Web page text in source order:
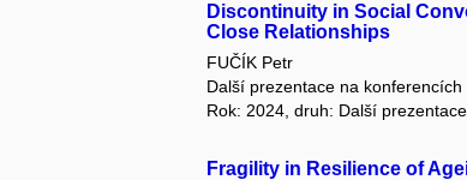
Discontinuity in Social
Close Relationships
FUČÍK Petr
Další prezentace na konferencích
Rok: 2024, druh: Další
Fragility in Resilience of